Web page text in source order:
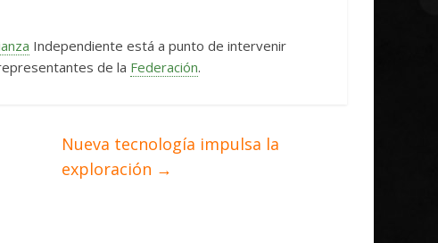
Independiente está a punto de intervenir
de la Federación.
Nueva tecnología impulsa la
exploración →